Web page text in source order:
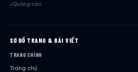
Quảng cáo
SƠ ĐỒ TRANG & BÀI VIẾT
TRANG CHÍNH
Trang chủ